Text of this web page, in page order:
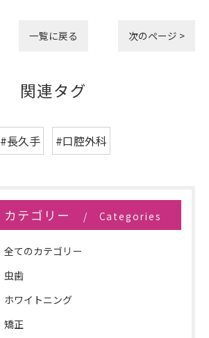
一覧に戻る 次のページ >
関連タグ
#長久手 #口腔外科
カテゴリー Categories
全てのカテゴリー
虫歯
ホワイトニング
矯正